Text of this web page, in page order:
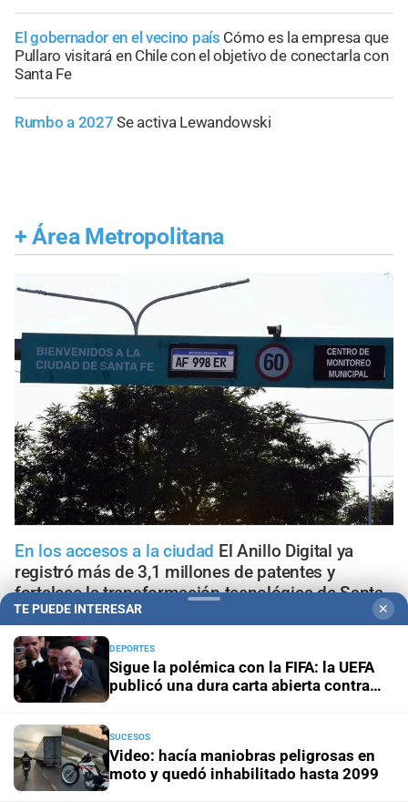
El gobernador en el vecino país Cómo es la empresa que
Pullaro visitará en Chile con el objetivo de conectarla con
Santa Fe
Rumbo a 2027 Se activa Lewandowski
+ Área Metropolitana
En los accesos a la ciudad El Anillo Digital ya
registró más de 3,1 millones de patentes y
fortalece la transformación tecnológica de Santa
Fe
En Santa FeTodo lo que tenés que saber antes de salir
de casa este lunes 10 de agosto
Lunes 10 de agosto de 2026
Santa Fe; la información minuto a minuto
Plan municipal
TE PUEDE INTERESAR ✕
DEPORTES
Sigue la polémica con la FIFA: la UEFA
publicó una dura carta abierta contra
SUCESOS
Video: hacía maniobras peligrosas en
moto y quedó inhabilitado hasta 2099